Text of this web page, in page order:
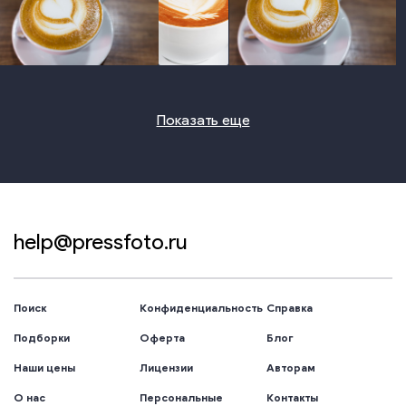
photo photo photo
Показать еще
help@pressfoto.ru
Поиск
Подборки
Наши цены
О нас
Конфиденциальность
Оферта
Лицензии
Персональные
Справка
Блог
Авторам
Контакты